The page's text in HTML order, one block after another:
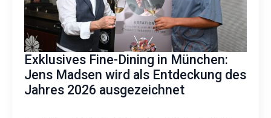
Exklusives Fine-Dining in München:
Jens Madsen wird als Entdeckung des
Jahres 2026 ausgezeichnet